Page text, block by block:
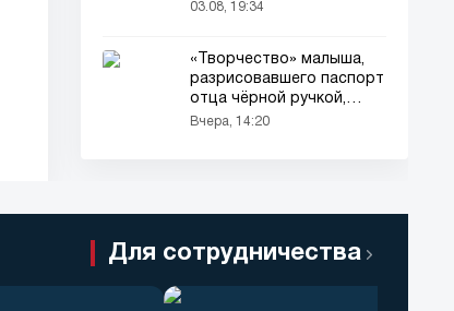
03.08, 19:34
«Творчество» малыша,
разрисовавшего паспорт
отца чёрной ручкой,
привлекло всеобщее
Вчера, 14:20
Для сотрудничества